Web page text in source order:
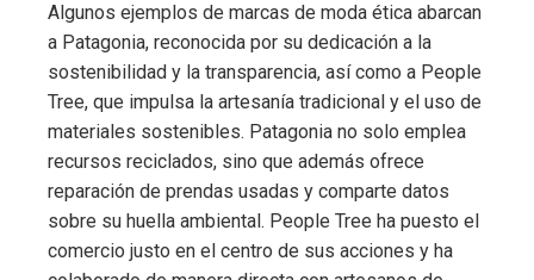
Algunos ejemplos de marcas de moda ética abarcan
a Patagonia, reconocida por su dedicación a la
sostenibilidad y la transparencia, así como a People
Tree, que impulsa la artesanía tradicional y el uso de
materiales sostenibles. Patagonia no solo emplea
recursos reciclados, sino que además ofrece
reparación de prendas usadas y comparte datos
sobre su huella ambiental. People Tree ha puesto el
comercio justo en el centro de sus acciones y ha